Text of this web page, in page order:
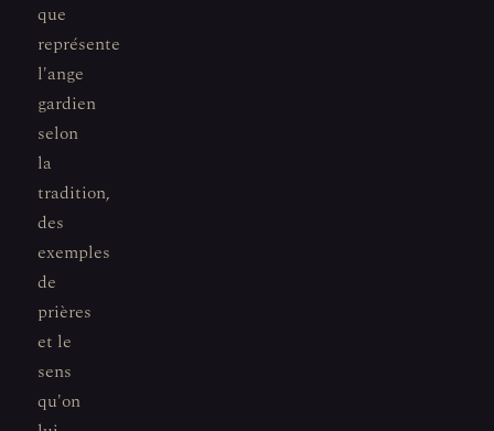
que
représente
l'ange
gardien
selon
la
tradition,
des
exemples
de
prières
et le
sens
qu'on